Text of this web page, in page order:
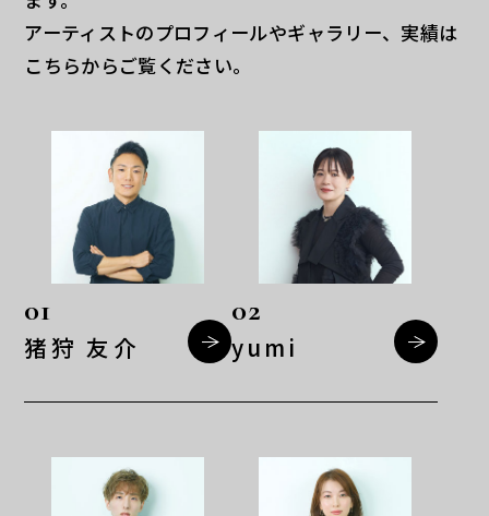
アーティストのプロフィールやギャラリー、実績は
こちらからご覧ください。
01
猪狩 友介
02
yumi